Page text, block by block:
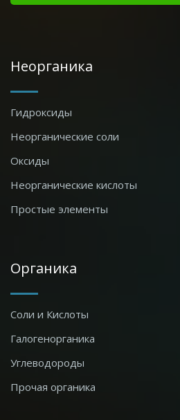
Неорганика
Гидроксиды
Неорганические соли
Оксиды
Неорганические кислоты
Простые элементы
Органика
Соли и Кислоты
Галогенорганика
Углеводороды
Прочая органика